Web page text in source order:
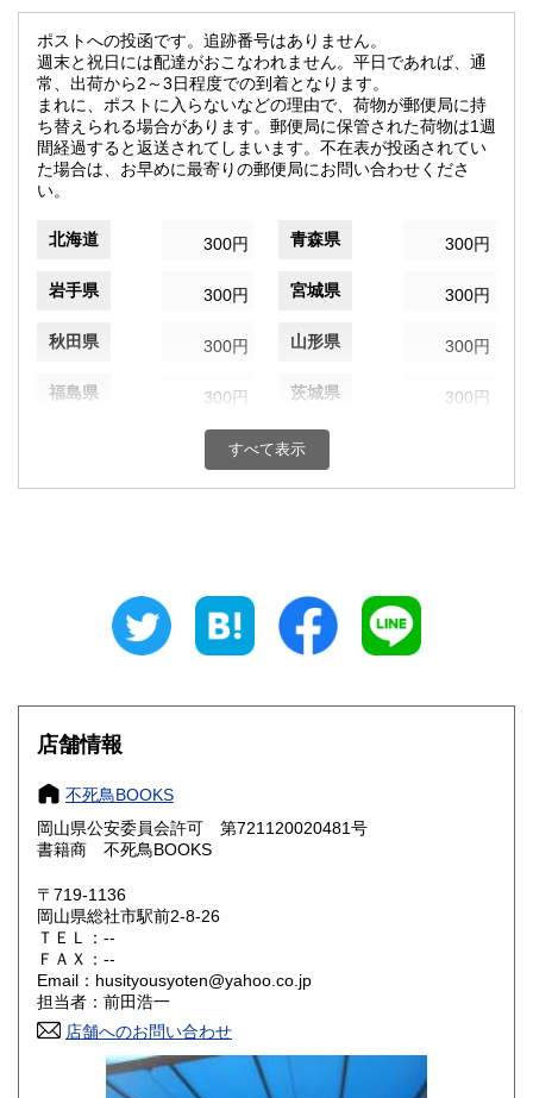
ポストへの投函です。追跡番号はありません。
週末と祝日には配達がおこなわれません。平日であれば、通
常、出荷から2～3日程度での到着となります。
まれに、ポストに入らないなどの理由で、荷物が郵便局に持
ち替えられる場合があります。郵便局に保管された荷物は1週
間経過すると返送されてしまいます。不在表が投函されてい
た場合は、お早めに最寄りの郵便局にお問い合わせくださ
い。
北海道 300円 青森県 300円
岩手県 300円 宮城県 300円
秋田県 300円 山形県 300円
福島県 300円 茨城県 300円
300円 群馬県
埼玉県 千葉県
300円 富山県
300円 福井県
300円 300円
岐阜県
愛知県
滋賀県 300円
大阪府 300円
奈良県
鳥取県
300円 広島県
すべて表示
店舗情報
不死鳥BOOKS
岡山県公安委員会許可 第721120020481号
書籍商 不死鳥BOOKS
〒719-1136
岡山県総社市駅前2-8-26
ＴＥＬ：--
ＦＡＸ：--
Email：husityousyoten@yahoo.co.jp
担当者：前田浩一
店舗へのお問い合わせ